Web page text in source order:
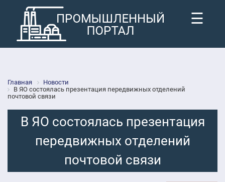
☰
Главная
Новости
В ЯО состоялась презентация передвижных отделений
почтовой связи
В ЯО состоялась презентация
передвижных отделений
почтовой связи